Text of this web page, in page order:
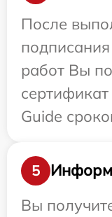
После
работ Вы
Guide
5
Вы